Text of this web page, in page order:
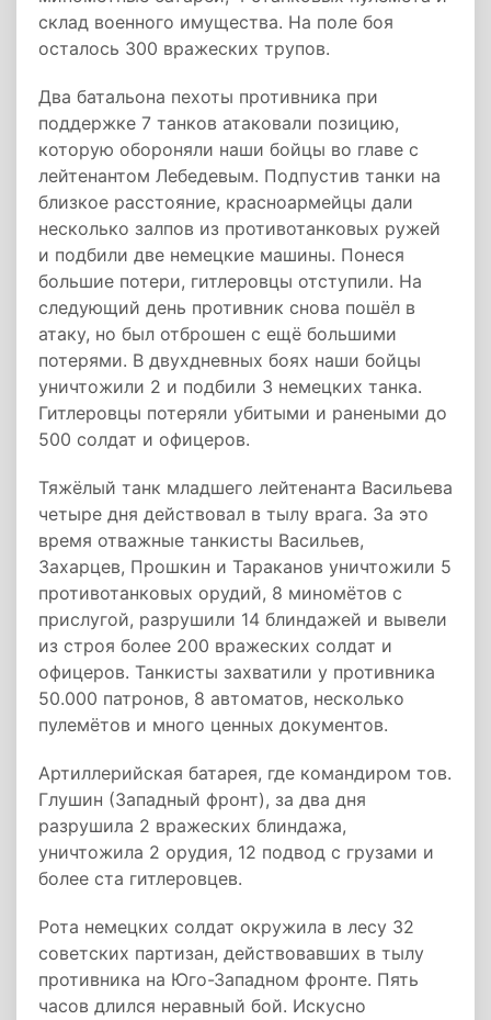
склад военного имущества. На поле боя
осталось 300 вражеских трупов.
Два батальона пехоты противника при
поддержке 7 танков атаковали позицию,
которую обороняли наши бойцы во главе с
лейтенантом Лебедевым. Подпустив танки на
близкое расстояние, красноармейцы дали
несколько залпов из противотанковых ружей
и подбили две немецкие машины. Понеся
большие потери, гитлеровцы отступили. На
следующий день противник снова пошёл в
атаку, но был отброшен с ещё большими
потерями. В двухдневных боях наши бойцы
уничтожили 2 и подбили 3 немецких танка.
Гитлеровцы потеряли убитыми и ранеными до
500 солдат и офицеров.
Тяжёлый танк младшего лейтенанта Васильева
четыре дня действовал в тылу врага. За это
время отважные танкисты Васильев,
Захарцев, Прошкин и Тараканов уничтожили 5
противотанковых орудий, 8 миномётов с
прислугой, разрушили 14 блиндажей и вывели
из строя более 200 вражеских солдат и
офицеров. Танкисты захватили у противника
50.000 патронов, 8 автоматов, несколько
пулемётов и много ценных документов.
Артиллерийская батарея, где командиром тов.
Глушин (Западный фронт), за два дня
разрушила 2 вражеских блиндажа,
уничтожила 2 орудия, 12 подвод с грузами и
более ста гитлеровцев.
Рота немецких солдат окружила в лесу 32
советских партизан, действовавших в тылу
противника на Юго-Западном фронте. Пять
часов длился неравный бой. Искусно